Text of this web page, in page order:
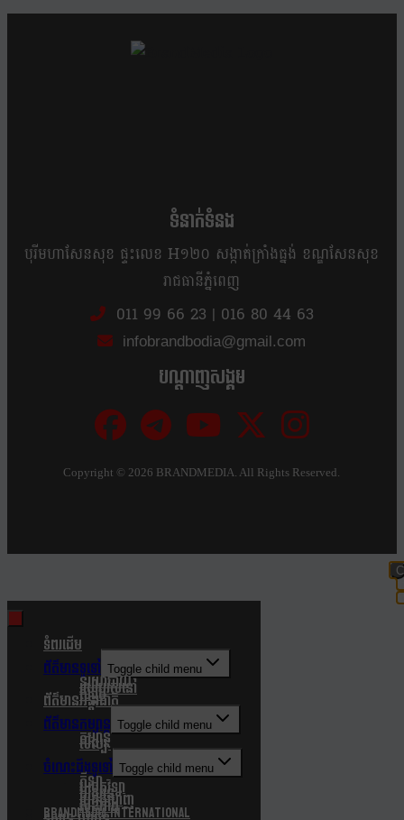
ទំនាក់ទំនង
បុរីមហាសែនសុខ ផ្ទះលេខ H១២០ សង្កាត់ក្រាំងធ្នង់ ខណ្ឌសែនសុខ
រាជធានីភ្នំពេញ
011 99 66 23 | 016 80 44 63
infobrandbodia@gmail.com
បណ្ដាញសង្គម
Copyright ©2026 BRANDMEDIA. All Rights Reserved.
ទំពរដើម
ព័ត៌មានទូទៅ Toggle child menu
នយោបាយ
របៀបរស់នៅ
សង្គម
ព័ត៌មានអន្តរជាតិ
ព័ត៌មានកម្សាន្ត Toggle child menu
កម្សាន្ត
សិល្បៈ
ចំណេះដឹងទូទៅ Toggle child menu
កីឡា
បច្ចេកវិទ្យា
បរិស្ថាន
របកគំហើញ
សុខភាព
Brandmedia international